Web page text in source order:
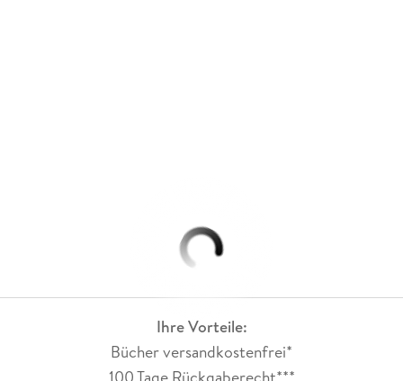
Ihre Vorteile:
Bücher versandkostenfrei*